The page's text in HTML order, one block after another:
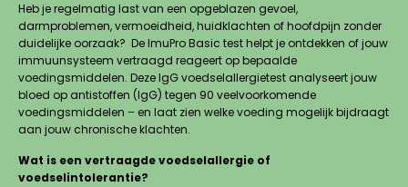
Heb je regelmatig last van een opgeblazen gevoel,
darmproblemen, vermoeidheid, huidklachten of hoofdpijn zonder
duidelijke oorzaak? De ImuPro Basic test helpt je ontdekken of jouw
immuunsysteem vertraagd reageert op bepaalde
voedingsmiddelen. Deze IgG voedselallergietest analyseert jouw
bloed op antistoffen (IgG) tegen 90 veelvoorkomende
voedingsmiddelen – en laat zien welke voeding mogelijk bijdraagt
aan jouw chronische klachten.
Wat is een vertraagde voedselallergie of
voedselintolerantie?